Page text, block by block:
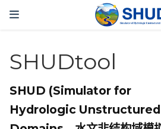
SHUDtool
SHUD (Simulator for
Hydrologic Unstructured